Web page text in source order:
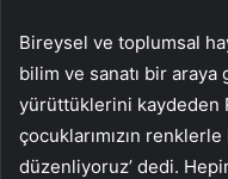
Bireysel ve toplumsal
bilim ve sanatı bir araya
yürüttüklerini kaydeden
çocuklarımızın
düzenliyoruz’ dedi.